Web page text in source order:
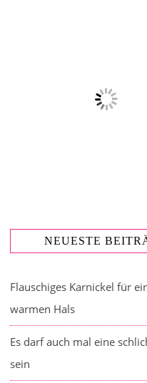
NEUESTE
Flauschiges Karnickel für
warmen Hals
Es darf auch mal eine
sein